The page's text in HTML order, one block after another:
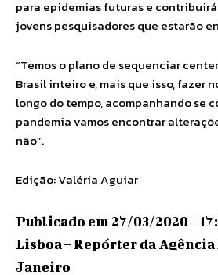
para epidemias futuras e
jovens pesquisadores que estarão
“Temos o plano de sequenciar
Brasil inteiro e, mais que isso, fazer
longo do tempo, acompanhando se
pandemia vamos encontrar
não”.
Edição: Valéria Aguiar
Publicado em 27/03/2020 –
Lisboa – Repórter da Agência
Janeiro